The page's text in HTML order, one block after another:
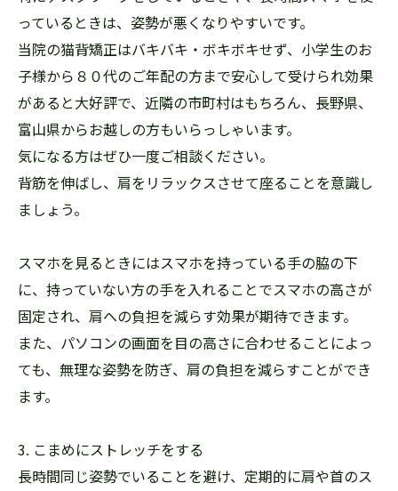
っているときは、姿勢が悪くなりやすいです。
当院の猫背矯正はバキバキ・ボキボキせず、小学生のお
子様から８０代のご年配の方まで安心して受けられ効果
があると大好評で、近隣の市町村はもちろん、長野県、
富山県からお越しの方もいらっしゃいます。
気になる方はぜひ一度ご相談ください。
背筋を伸ばし、肩をリラックスさせて座ることを意識し
ましょう。
スマホを見るときにはスマホを持っている手の脇の下
に、持っていない方の手を入れることでスマホの高さが
固定され、肩への負担を減らす効果が期待できます。
また、パソコンの画面を目の高さに合わせることによっ
ても、無理な姿勢を防ぎ、肩の負担を減らすことができ
ます。
3. こまめにストレッチをする
長時間同じ姿勢でいることを避け、定期的に肩や首のス